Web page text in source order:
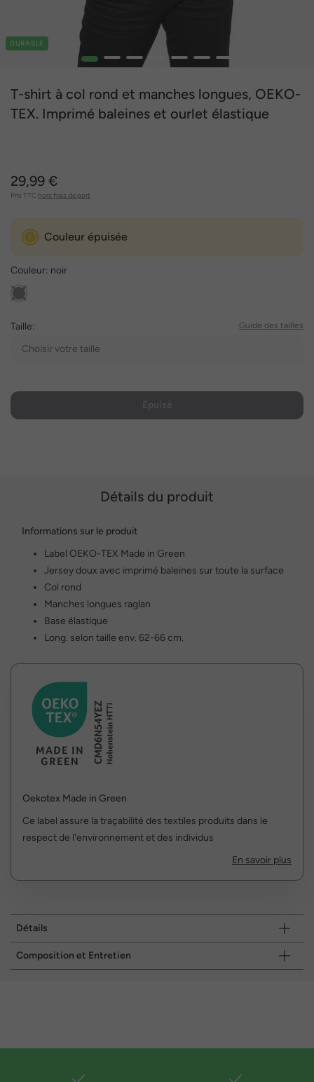
DURABLE
1 2 3 5 6 7
T-shirt à col rond et manches longues, OEKO-
TEX. Imprimé baleines et ourlet élastique
29,99 €
Prix TTC hors frais de port
Couleur épuisée
Couleur: noir
Taille: Guide des tailles
Choisir votre taille
Détails du produit
Informations sur le produit
Label OEKO-TEX Made in Green
Jersey doux avec imprimé baleines sur toute la surface
Col rond
Manches longues raglan
Base élastique
Long. selon taille env. 62-66 cm.
Oekotex Made in Green
Ce label assure la traçabilité des textiles produits dans le
respect de l'environnement et des individus
En savoir plus
Détails
Composition et Entretien